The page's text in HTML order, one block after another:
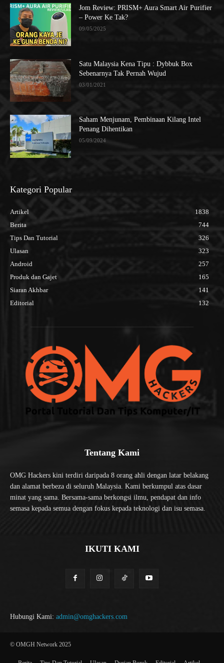
Jom Review: PRISM+ Aura Smart Air Purifier
– Power Ke Tak?
09/05/2025
Satu Malaysia Kena Tipu : Dybbuk Box
Sebenarnya Tak Pernah Wujud
03/01/2021
Saham Menjunam, Pembinaan Kilang Intel
Penang Dihentikan
05/09/2024
Kategori Popular
Artikel
1838
Berita
744
Tips Dan Tutorial
326
Ulasan
323
Android
257
Produk dan Gajet
165
Siaran Akhbar
141
Editorial
132
Tentang Kami
OMG Hackers kini terdiri daripada 8 orang ahli dengan latar belakang
dan alamat berbeza di seluruh Malaysia. Kami berkumpul atas dasar
minat yang sama. Bersama-sama berkongsi ilmu, pendapat dan info
semasa kepada semua dengan fokus kepada teknologi dan isu semasa.
IKUTI KAMI
Hubungi Kami: admin@omghackers.com
© OMGH Network 2025